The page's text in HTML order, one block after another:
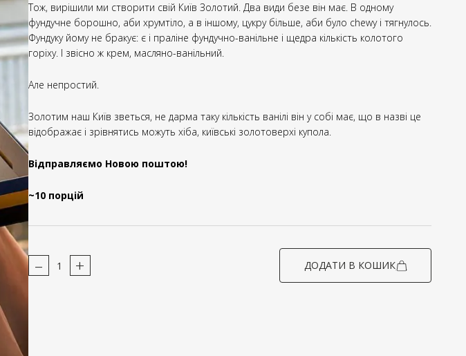
Тож, вирішили ми створити свій Київ Золотий. Два види безе він має. В одному
фундучне борошно, аби хрумтіло, а в іншому, цукру більше, аби було chewy і тягнулось.
Фундуку йому не бракує: є і праліне фундучно-ванільне і щедра кількість колотого
горіху. І звісно ж крем, масляно-ванільний.
Але непростий.
Золотим наш Київ зветься, не дарма таку кількість ванілі він у собі має, що в назві це
відображає і зрівнятись можуть хіба, київські золотоверхі купола.
Відправляємо Новою поштою!
~10 порцій
– + ДОДАТИ В КОШИК